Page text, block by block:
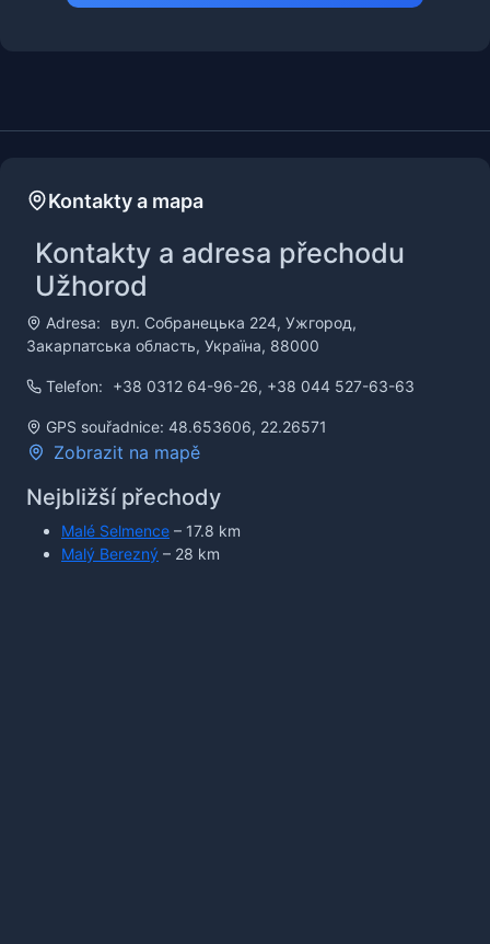
Kontakty a mapa
Kontakty a adresa přechodu
Užhorod
Adresa:
вул. Собранецька 224, Ужгород,
Закарпатська область, Україна, 88000
Telefon: +38 0312 64-96-26, +38 044 527-63-63
GPS souřadnice: 48.653606, 22.26571
Zobrazit na mapě
Nejbližší přechody
Malé Selmence – 17.8 km
Malý Berezný – 28 km